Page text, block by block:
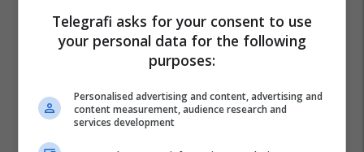
Shba Irani Lufta Në Iran
Telegrafi asks for your consent to use
your personal data for the following
purposes:
Personalised advertising and content, advertising and
content measurement, audience research and
services development